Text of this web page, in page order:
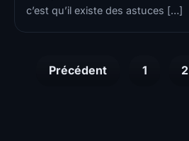
c’est qu’il existe des astuces […]
Pagination
Précédent 1 2